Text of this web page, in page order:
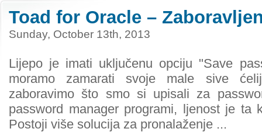
Toad for Oracle –
Sunday, October 13th, 2013
Lijepo je imati uključenu opciju "Save
moramo zamarati svoje male sive
zaboravimo što smo si upisali za
password manager programi, ljenost je
Postoji više solucija za pronalaženje ...